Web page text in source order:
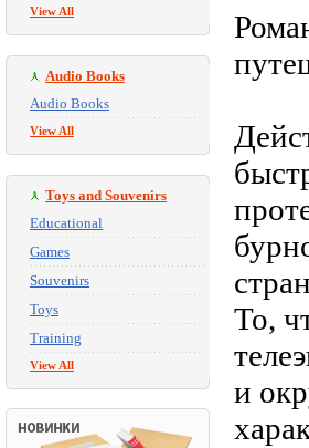
View All
Audio Books
Audio Books
View All
Toys and Souvenirs
Educational
Games
Souvenirs
Toys
Training
View All
То,
и